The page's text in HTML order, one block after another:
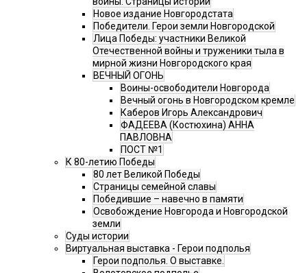
Новое издание Новгородстата
Победители. Герои земли Новгородской
Лица Победы: участники Великой
Отечественной войны и труженики тыла в
мирной жизни Новгородского края
ВЕЧНЫЙ ОГОНЬ
Воины-освободители Новгорода
Вечный огонь в Новгородском кремле
Каберов Игорь Александрович
ФАДЕЕВА (Костюхина) АННА
ПАВЛОВНА
ПОСТ №1
К 80-летию Победы
80 лет Великой Победы
Страницы семейной славы
Победившие – навечно в памяти
Освобождение Новгорода и Новгородской
земли
Суды истории
Виртуальная выставка - Герои подполья
Герои подполья. О выставке.